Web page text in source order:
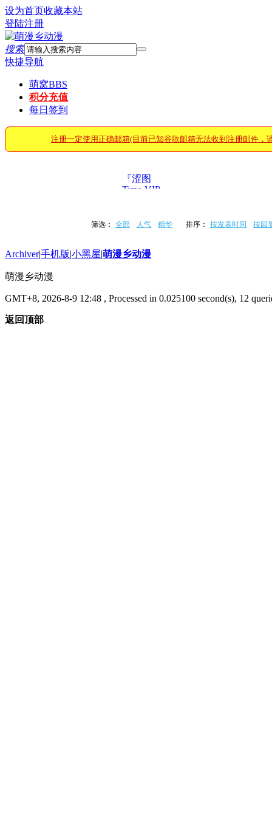
设为首页收藏本站
登陆注册
搜索
快捷导航
萌窝BBS
积分充值
每日签到
注册一定使用正确邮箱(目前已知谷歌邮箱无法收到注册邮件，
『涩图
Time·VIP』
筛选： 全部 人气 精华 排序： 按发表时间 按回
Archiver|手机版|小黑屋|萌漫乡动漫
萌漫乡动漫
GMT+8, 2026-8-9 12:48 , Processed in 0.025100 second(s), 12
返回顶部